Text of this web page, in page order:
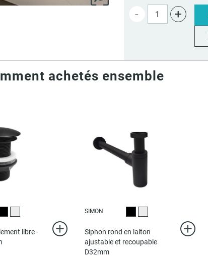
- +
achetés ensemble
Chromé
libre -
SIMON
NoirChromé
Siphon rond en laiton
ajustable et recoupable
D32mm